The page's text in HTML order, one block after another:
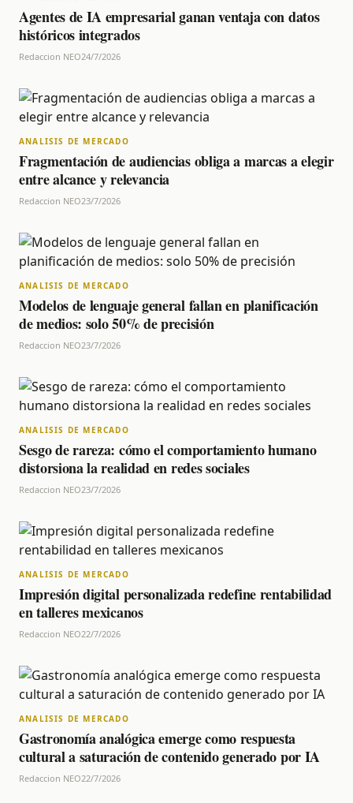
Agentes de IA empresarial ganan ventaja con datos
históricos integrados
Redaccion NEO24/7/2026
ANALISIS DE MERCADO
Fragmentación de audiencias obliga a marcas a elegir
entre alcance y relevancia
Redaccion NEO23/7/2026
ANALISIS DE MERCADO
Modelos de lenguaje general fallan en planificación
de medios: solo 50% de precisión
Redaccion NEO23/7/2026
ANALISIS DE MERCADO
Sesgo de rareza: cómo el comportamiento humano
distorsiona la realidad en redes sociales
Redaccion NEO23/7/2026
ANALISIS DE MERCADO
Impresión digital personalizada redefine rentabilidad
en talleres mexicanos
Redaccion NEO22/7/2026
ANALISIS DE MERCADO
Gastronomía analógica emerge como respuesta
cultural a saturación de contenido generado por IA
Redaccion NEO22/7/2026